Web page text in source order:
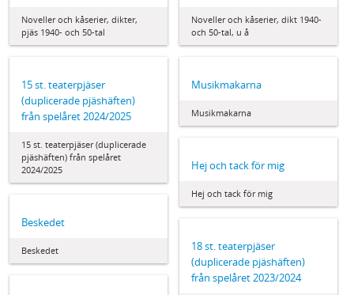
Noveller och kåserier, dikter,
pjäs 1940- och 50-tal
Noveller och kåserier, dikt 1940-
och 50-tal, u å
15 st. teaterpjäser
(duplicerade pjäshäften)
från spelåret 2024/2025
15 st. teaterpjäser (duplicerade
pjäshäften) från spelåret
2024/2025
Musikmakarna
Musikmakarna
Hej och tack för mig
Hej och tack för mig
Beskedet
Beskedet
18 st. teaterpjäser
(duplicerade pjäshäften)
från spelåret 2023/2024